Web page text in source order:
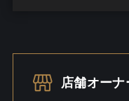
店舗オー